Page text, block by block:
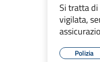
Si tratta
vigilata,
Polizia